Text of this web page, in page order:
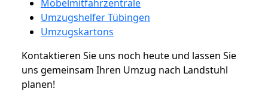
Möbelmitfahrzentrale
Umzugshelfer Tübingen
Umzugskartons
Kontaktieren Sie uns noch heute und lassen Sie
uns gemeinsam Ihren Umzug nach Landstuhl
planen!